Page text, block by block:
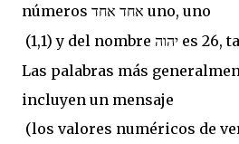
números אחד אחד uno, uno
(1,1) y del nombre יהוה es 26,
Las palabras más
incluyen un mensaje
(los valores numéricos de